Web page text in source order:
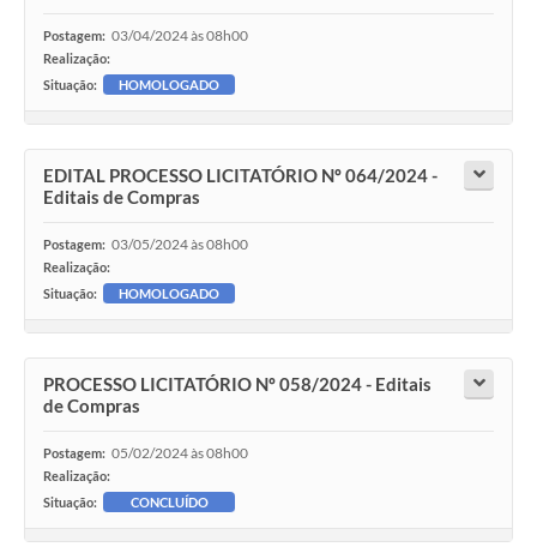
Postagem: 03/04/2024 às 08h00
Realização:
Situação:
HOMOLOGADO
EDITAL PROCESSO LICITATÓRIO Nº 064/2024 -
Editais de Compras
Postagem: 03/05/2024 às 08h00
Realização:
Situação:
HOMOLOGADO
PROCESSO LICITATÓRIO Nº 058/2024 - Editais
de Compras
Postagem: 05/02/2024 às 08h00
Realização:
Situação:
CONCLUÍDO